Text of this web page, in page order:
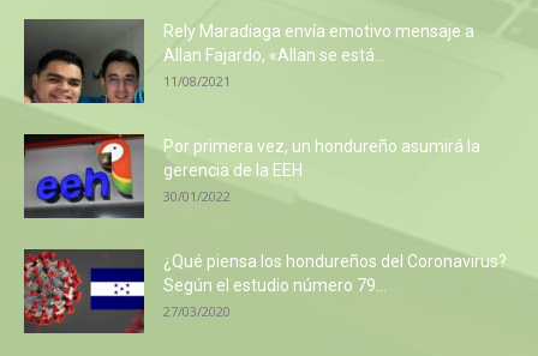
Rely Maradiaga envía emotivo mensaje a
Allan Fajardo, «Allan se está...
11/08/2021
Por primera vez, un hondureño asumirá la
gerencia de la EEH
30/01/2022
¿Qué piensa los hondureños del Coronavirus?
Según el estudio número 79...
27/03/2020